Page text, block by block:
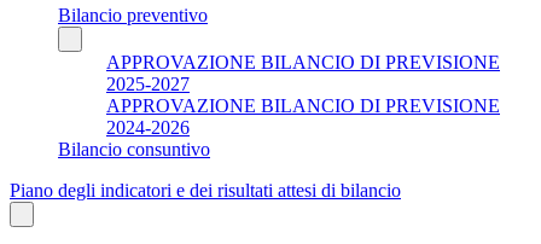
Bilancio preventivo
APPROVAZIONE BILANCIO DI PREVISIONE
2025-2027
APPROVAZIONE BILANCIO DI PREVISIONE
2024-2026
Bilancio consuntivo
Piano degli indicatori e dei risultati attesi di bilancio